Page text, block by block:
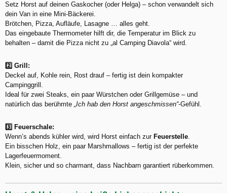
Setz Horst auf deinen Gaskocher (oder Helga) – schon verwandelt sich
dein Van in eine Mini-Bäckerei.
Brötchen, Pizza, Aufläufe, Lasagne … alles geht.
Das eingebaute Thermometer hilft dir, die Temperatur im Blick zu
behalten – damit die Pizza nicht zu „al Camping Diavola“ wird.
2️⃣ Grill:
Deckel auf, Kohle rein, Rost drauf – fertig ist dein kompakter
Campinggrill.
Ideal für zwei Steaks, ein paar Würstchen oder Grillgemüse – und
natürlich das berühmte „Ich hab den Horst angeschmissen“-Gefühl.
3️⃣ Feuerschale:
Wenn’s abends kühler wird, wird Horst einfach zur Feuerstelle
Ein bisschen Holz, ein paar Marshmallows – fertig ist der perfekte
Lagerfeuermoment.
Klein, sicher und so charmant, dass Nachbarn garantiert rüberkommen.